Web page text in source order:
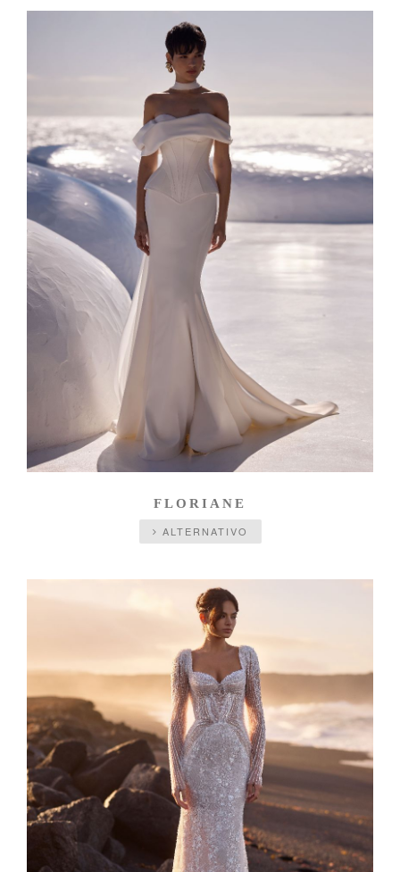
FLORIANE
ALTERNATIVO